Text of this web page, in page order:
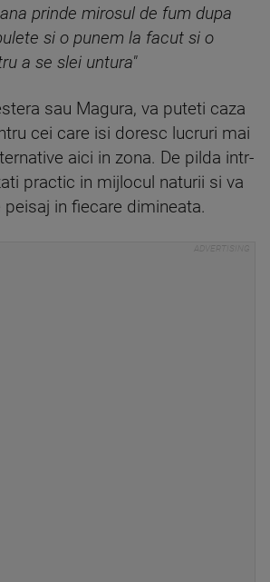
prinde mirosul de fum dupa
si o punem la facut si o
a se slei untura"
sau Magura, va puteti caza
cei care isi doresc lucruri mai
aici in zona. De pilda intr-
practic in mijlocul naturii si va
in fiecare dimineata.